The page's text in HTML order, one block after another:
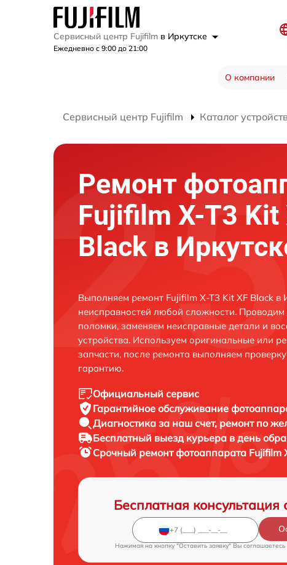
Сервисный центр Fujifilm в Иркутске
Ежедневно с 9:00 до 21:00
О компании
Сервисный центр Fujifilm Каталог
Ремонт
Fujifilm X-T3 Kit
Black в
Выполняем ремонт Fujifilm X-T3 Kit XF Black в
неисправностей любой сложности.
поломки, заменяем неисправные детали и
устройства. Используем оригинальные или
запчасти, после ремонта выполняем
гарантию.
Официальный сервис
Гарантийное обслуживание
Диагностика за наш счет, ремонт по
Бесплатный выезд курьера в день
Срочный ремонтфотоаппарата Fujifilm
Бесплатная консультация
Нажимая на кнопку "Оставить заявку" Вы соглашаетесь